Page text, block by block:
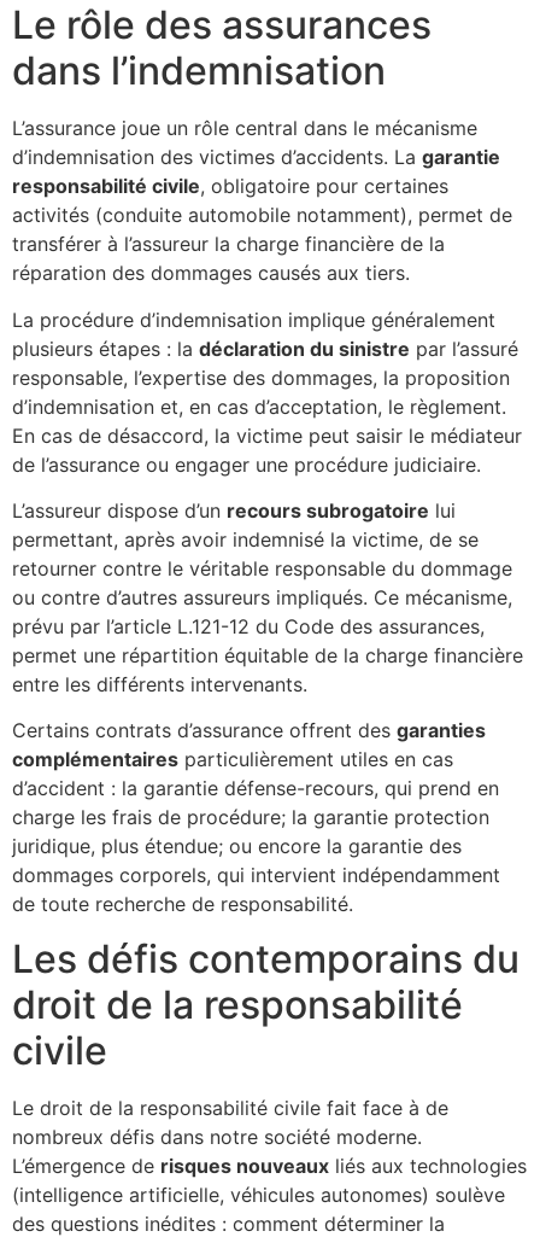
Le rôle des assurances
dans l’indemnisation
L’assurance joue un rôle central dans le mécanisme
d’indemnisation des victimes d’accidents. La garantie
responsabilité civile, obligatoire pour certaines
activités (conduite automobile notamment), permet de
transférer à l’assureur la charge financière de la
réparation des dommages causés aux tiers.
La procédure d’indemnisation implique généralement
plusieurs étapes : la déclaration du sinistre par l’assuré
responsable, l’expertise des dommages, la proposition
d’indemnisation et, en cas d’acceptation, le règlement.
En cas de désaccord, la victime peut saisir le médiateur
de l’assurance ou engager une procédure judiciaire.
L’assureur dispose d’un recours subrogatoire lui
permettant, après avoir indemnisé la victime, de se
retourner contre le véritable responsable du dommage
ou contre d’autres assureurs impliqués. Ce mécanisme,
prévu par l’article L.121-12 du Code des assurances,
permet une répartition équitable de la charge financière
entre les différents intervenants.
Certains contrats d’assurance offrent des garanties
complémentaires particulièrement utiles en cas
d’accident : la garantie défense-recours, qui prend en
charge les frais de procédure; la garantie protection
juridique, plus étendue; ou encore la garantie des
dommages corporels, qui intervient indépendamment
de toute recherche de responsabilité.
Les défis contemporains du
droit de la responsabilité
civile
Le droit de la responsabilité civile fait face à de
nombreux défis dans notre société moderne.
L’émergence de risques nouveaux liés aux technologies
(intelligence artificielle, véhicules autonomes) soulève
des questions inédites : comment déterminer la